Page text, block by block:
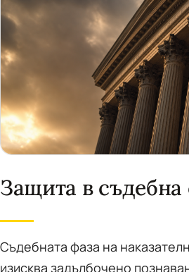
Защита в съдебна
Съдебната фаза на
изисква задълбочено